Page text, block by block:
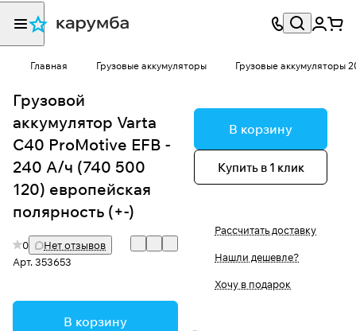
Главная Грузовые аккумуляторы Грузовые аккумуляторы
Грузовой
аккумулятор Varta
C40 ProMotive EFB -
240 А/ч (740 500
120) европейская
полярность (+-)
0
Нет отзывов
Арт.353653
В корзину
В корзину
Купить в 1 клик
Рассчитать доставку
Нашли дешевле?
Хочу в подарок